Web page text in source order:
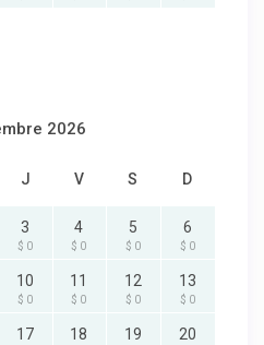
2026
J V S D
3
$ 0
4
$ 0
5
$ 0
6
$ 0
10
$ 0
11
$ 0
12
$ 0
13
$ 0
17 18 19 20